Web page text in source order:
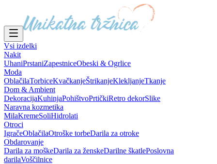
Vsi izdelki
Nakit
UhaniPrstaniZapestniceObeski & Ogrlice
Moda
OblačilaTorbiceKvačkanjeŠtrikanjeKlekljanjeTkanje
Dom & Ambient
DekoracijaKuhinjaPohištvoPrtičkiRetro dekorSlike
Naravna kozmetika
MilaKremeSoliHidrolati
Otroci
IgračeOblačilaOtroške torbeDarila za otroke
Obdarovanje
Darila za moškeDarila za ženskeDarilne škatlePoslovna
darilaVoščilnice